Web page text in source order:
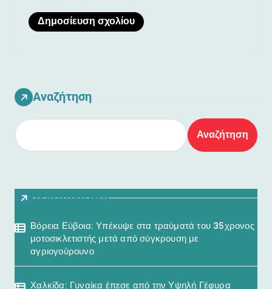
Αναζήτηση
Αναζήτηση
Τελευταία Νέα
Βόρεια Εύβοια: Υπέκυψε στα τραύματά του 35χρονος
μοτοσικλετιστής μετά από σύγκρουση με
αγριογούρουνο
Χαλκίδα: Γυναίκα έπεσε από την Υψηλή Γέφυρα